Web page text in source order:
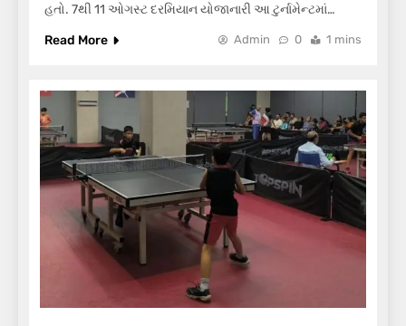
હતો. 7થી 11 ઓગસ્ટ દરમિયાન યોજાનારી આ ટુર્નામેન્ટમાં…
Read More
Admin 0 1 mins